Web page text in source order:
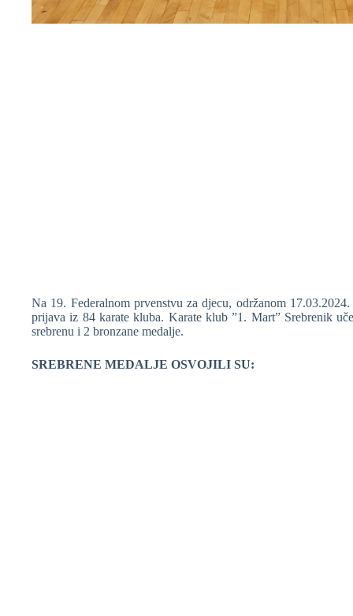
Na 19. Federalnom prvenstvu za djecu, održanom
prijava iz 84 karate kluba. Karate klub ”1. Mart” Srebrenik
srebrenu i 2 bronzane medalje.
SREBRENE MEDALJE OSVOJILI SU:
❆
❆